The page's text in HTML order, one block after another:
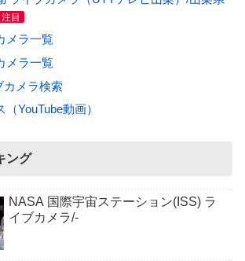
注目
メラ一覧
メラ一覧
カメラ検索
YouTube動画）
ング
NASA 国際宇宙ステーション(ISS) ラ
イブカメラ/-